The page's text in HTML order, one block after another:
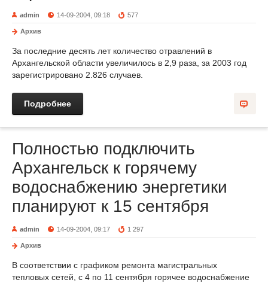
admin 14-09-2004, 09:18 577
Архив
За последние десять лет количество отравлений в
Архангельской области увеличилось в 2,9 раза, за 2003 год
зарегистрировано 2.826 случаев.
Подробнее
Полностью подключить
Архангельск к горячему
водоснабжению энергетики
планируют к 15 сентября
admin 14-09-2004, 09:17 1 297
Архив
В соответствии с графиком ремонта магистральных
тепловых сетей, с 4 по 11 сентября горячее водоснабжение